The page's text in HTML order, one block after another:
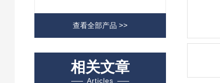
查看全部产品 >>
相关文章
Articles